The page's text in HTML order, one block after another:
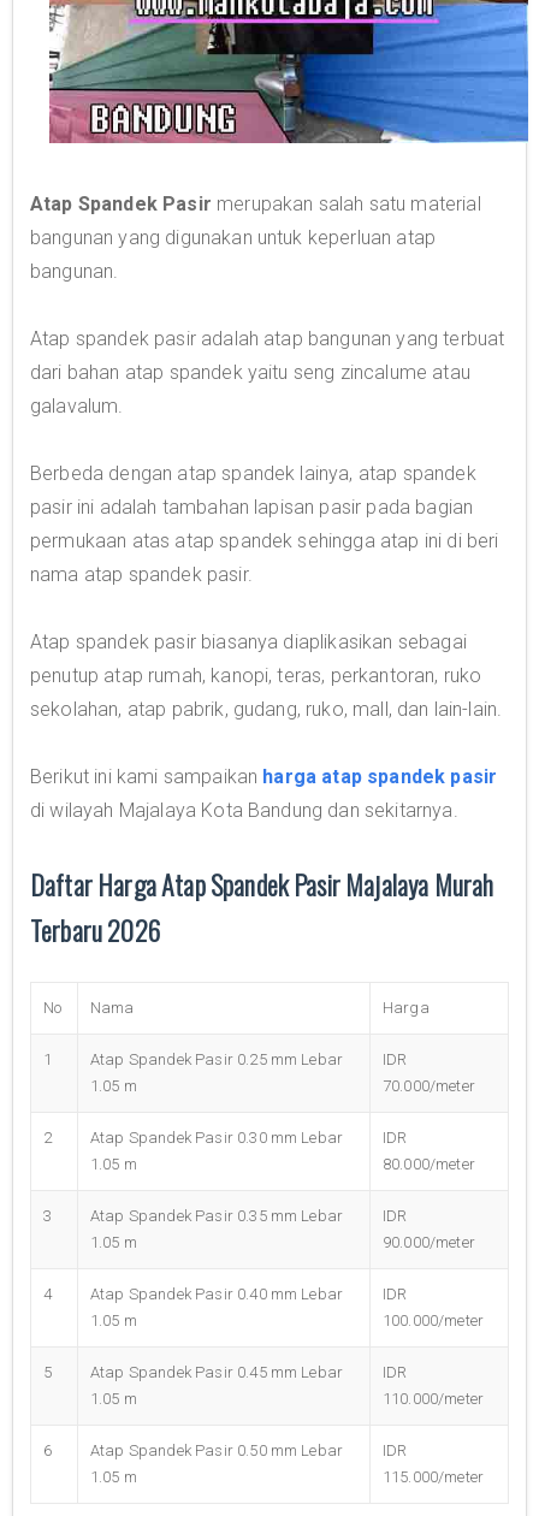
Atap Spandek Pasir merupakan salah satu material
bangunan yang digunakan untuk keperluan atap
bangunan.
Atap spandek pasir adalah atap bangunan yang terbuat
dari bahan atap spandek yaitu seng zincalume atau
galavalum.
Berbeda dengan atap spandek lainya, atap spandek
pasir ini adalah tambahan lapisan pasir pada bagian
permukaan atas atap spandek sehingga atap ini di beri
nama atap spandek pasir.
Atap spandek pasir biasanya diaplikasikan sebagai
penutup atap rumah, kanopi, teras, perkantoran, ruko
sekolahan, atap pabrik, gudang, ruko, mall, dan lain-lain.
Berikut ini kami sampaikan harga atap spandek pasir
di wilayah Majalaya Kota Bandung dan sekitarnya.
Daftar Harga Atap Spandek Pasir Majalaya Murah
Terbaru 2026
No Nama Harga
1
Atap Spandek Pasir 0.25 mm Lebar
1.05 m
IDR
70.000/meter
2
Atap Spandek Pasir 0.30 mm Lebar
1.05 m
IDR
80.000/meter
3
Atap Spandek Pasir 0.35 mm Lebar
1.05 m
IDR
90.000/meter
4
Atap Spandek Pasir 0.40 mm Lebar
1.05 m
IDR
100.000/meter
5
Atap Spandek Pasir 0.45 mm Lebar
1.05 m
IDR
110.000/meter
6
Atap Spandek Pasir 0.50 mm Lebar
1.05 m
IDR
115.000/meter